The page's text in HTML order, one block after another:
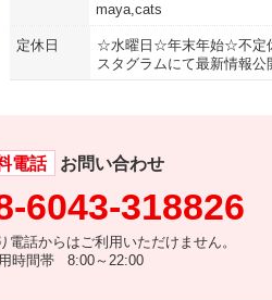
maya,cats
定休日
☆水曜日☆年末年始☆不定
スタグラムにて最新情報
電話 お問い合わせ
6043-318826
話からはご利用いただけません。
時間帯 8:00～22:00